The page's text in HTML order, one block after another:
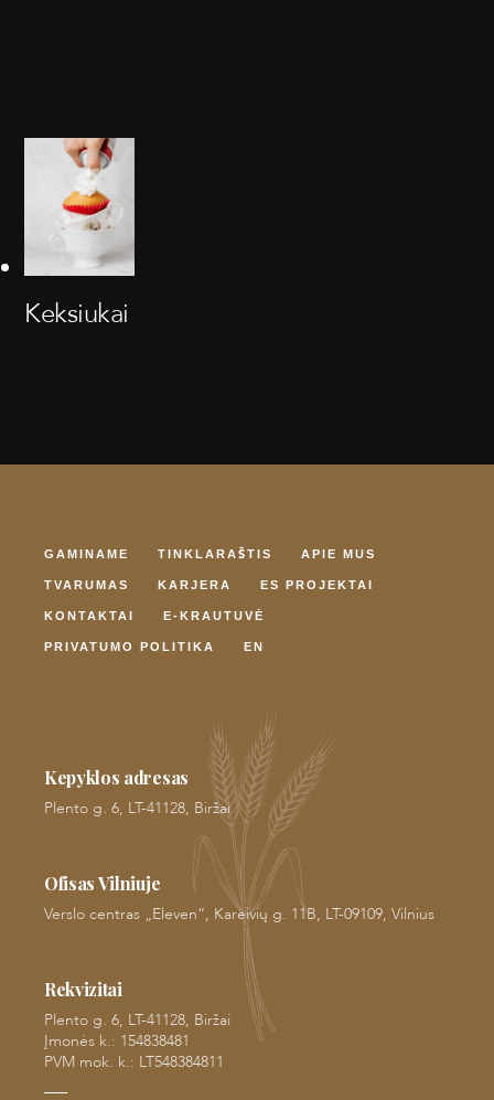
Keksiukai
GAMINAME TINKLARAŠTIS APIE MUS
TVARUMAS KARJERA ES PROJEKTAI
KONTAKTAI E-KRAUTUVĖ
PRIVATUMO POLITIKA EN
Kepyklos adresas
Plento g. 6, LT-41128, Biržai
Ofisas Vilniuje
Verslo centras „Eleven“, Kareivių g. 11B, LT-09109, Vilnius
Rekvizitai
Plento g. 6, LT-41128, Biržai
Įmonės k.: 154838481
PVM mok. k.: LT548384811